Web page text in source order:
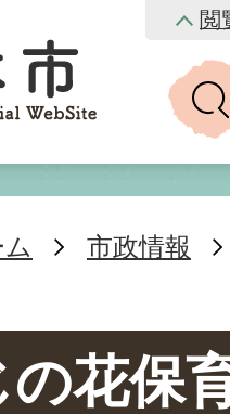
閲
市政情報
花保